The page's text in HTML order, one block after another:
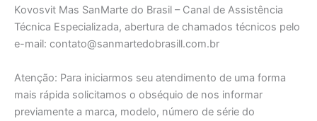
Kovosvit Mas SanMarte do Brasil – Canal de Assistência
Técnica Especializada, abertura de chamados técnicos pelo
e-mail: contato@sanmartedobrasill.com.br
Atenção: Para iniciarmos seu atendimento de uma forma
mais rápida solicitamos o obséquio de nos informar
previamente a marca, modelo, número de série do